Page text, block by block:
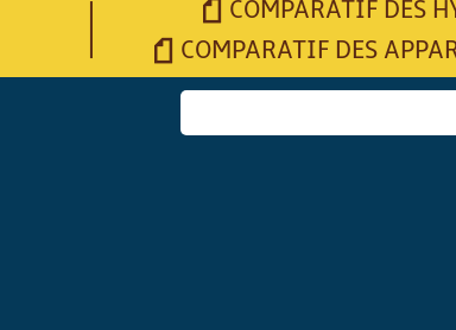
COMPARATIF DES
COMPARATIF DES